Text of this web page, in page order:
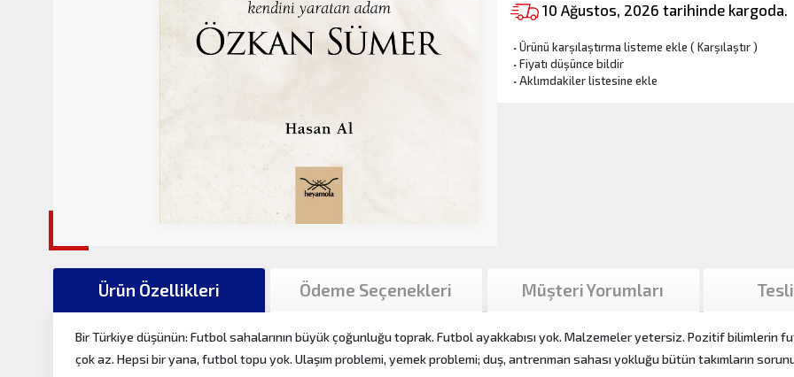
10 Ağustos, 2026 tarihinde kargoda.
·Ürünü karşılaştırma listeme ekle (Karşılaştır)
·Fiyatı düşünce bildir
·Aklımdakiler listesine ekle
Ürün Özellikleri Ödeme Seçenekleri Müşteri Yorumları
Bir Türkiye düşünün: Futbol sahalarının büyük çoğunluğu toprak. Futbol ayakkabısı yok. Malzemeler yetersiz. Pozitif bilimlerin
çok az. Hepsi bir yana, futbol topu yok. Ulaşım problemi, yemek problemi; duş, antrenman sahası yokluğu bütün takımların